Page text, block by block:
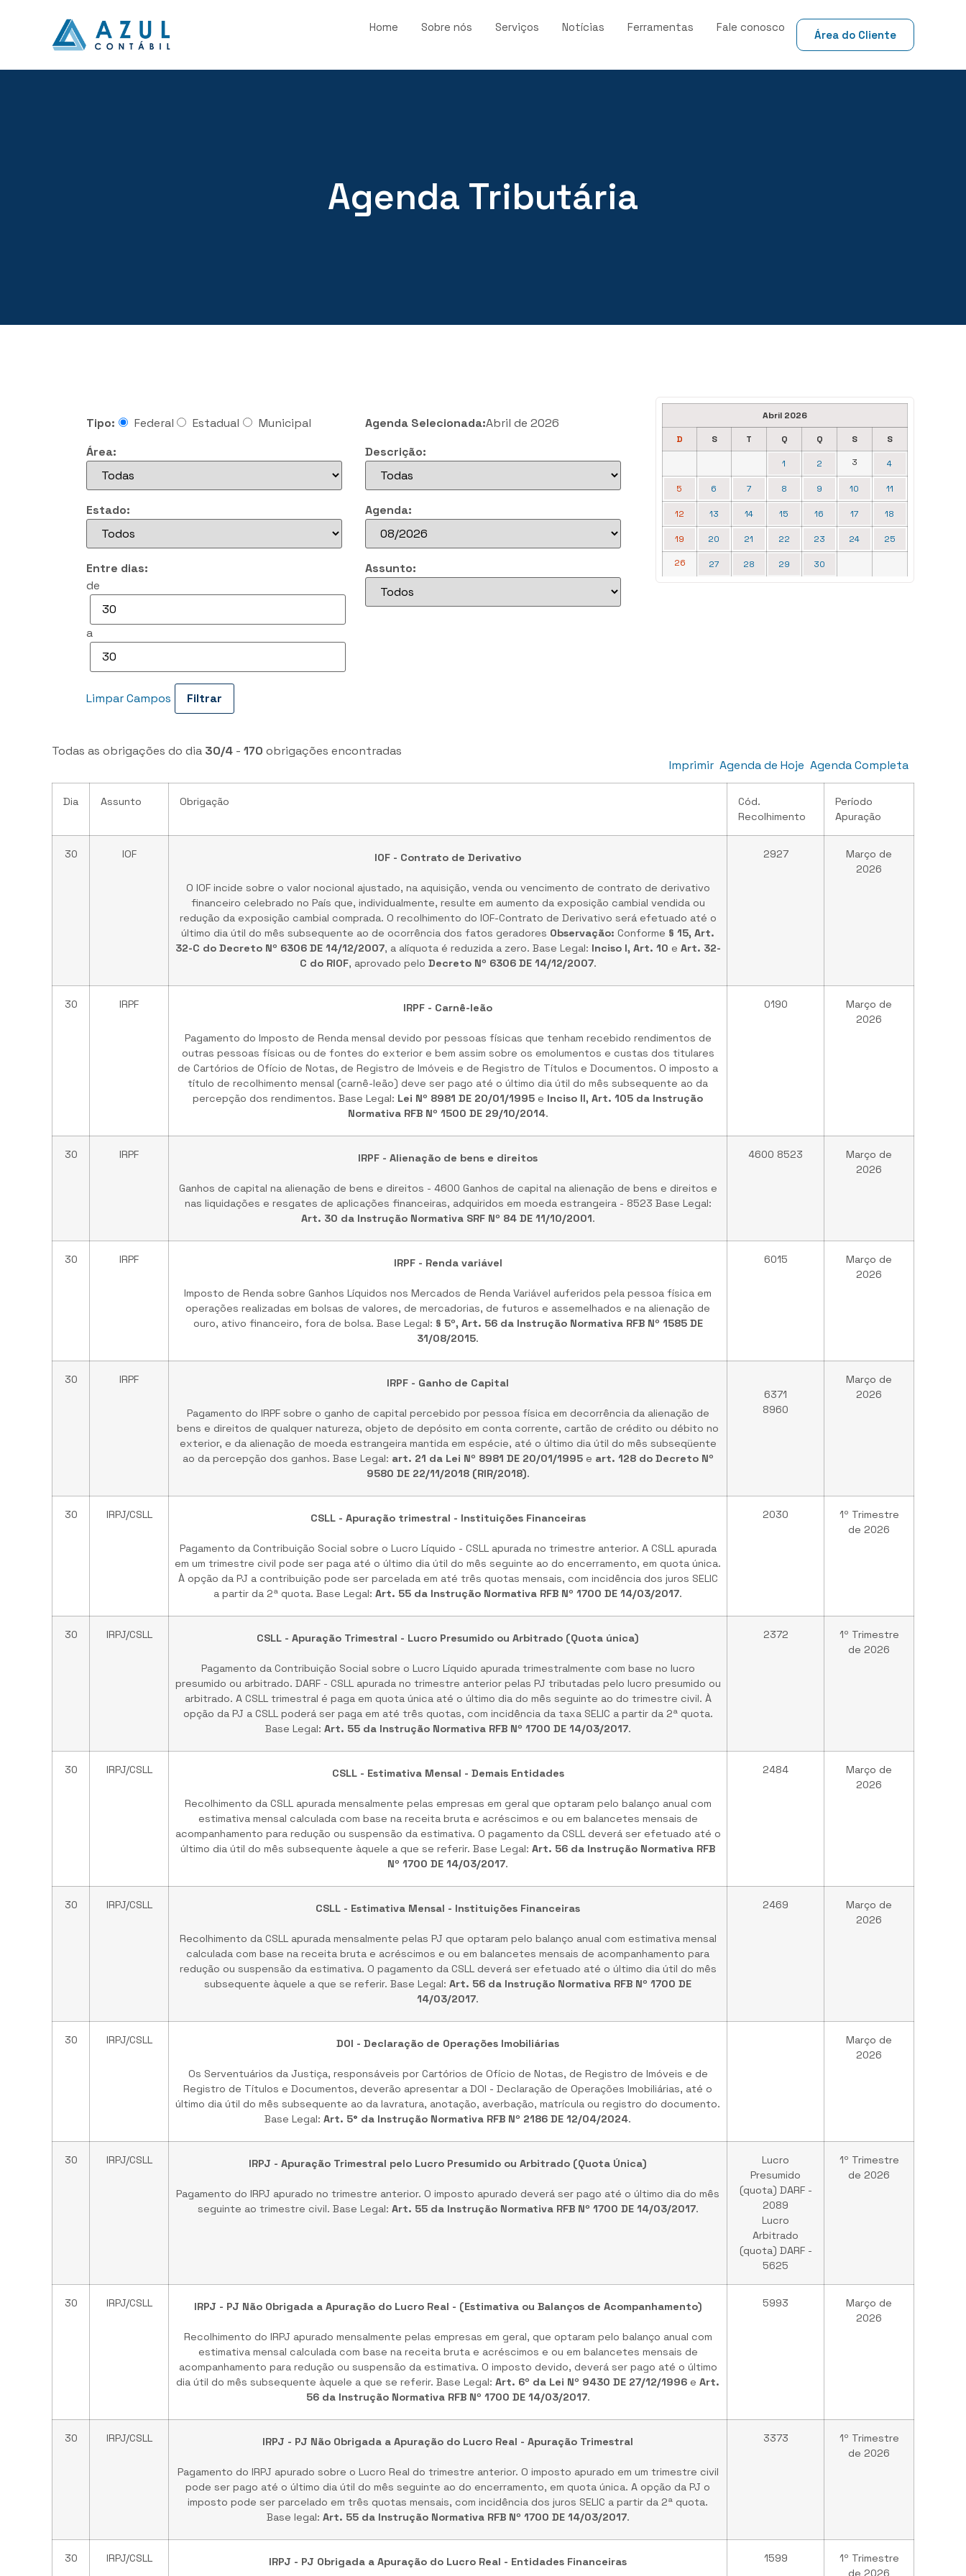
Home Sobre nós Serviços Notícias Ferramentas Fale conosco
Área do Cliente
Agenda Tributária
Tipo: Federal Estadual Municipal Agenda Selecionada:Abril de 2026
Área:
Descrição:
Estado: Agenda:
Entre dias:
de
a
Assunto:
Limpar Campos
Abril 2026
D S T Q Q S S
1 2 3 4
5 6 7 8 9 10 11
12 13 14 15 16 17 18
19 20 21 22 23 24 25
26 27 28 29 30
Agenda Completa
Agenda de Hoje
Imprimir
Todas as obrigações do dia 30/4 - 170 obrigações encontradas
Dia Assunto Obrigação
Cód.
Recolhimento
Período
Apuração
30 IOF IOF - Contrato de Derivativo
O IOF incide sobre o valor nocional ajustado, na aquisição, venda ou vencimento de contrato de derivativo
financeiro celebrado no País que, individualmente, resulte em aumento da exposição cambial vendida ou
redução da exposição cambial comprada. O recolhimento do IOF-Contrato de Derivativo será efetuado até o
último dia útil do mês subsequente ao de ocorrência dos fatos geradores Observação: Conforme § 15, Art.
32-C do Decreto Nº 6306 DE 14/12/2007, a alíquota é reduzida a zero. Base Legal: Inciso I, Art. 10 e Art. 32-
C do RIOF, aprovado pelo Decreto Nº 6306 DE 14/12/2007.
2927
Março de
2026
30 IRPF IRPF - Carnê-leão
Pagamento do Imposto de Renda mensal devido por pessoas físicas que tenham recebido rendimentos de
outras pessoas físicas ou de fontes do exterior e bem assim sobre os emolumentos e custas dos titulares
de Cartórios de Ofício de Notas, de Registro de Imóveis e de Registro de Títulos e Documentos. O imposto a
título de recolhimento mensal (carnê-leão) deve ser pago até o último dia útil do mês subsequente ao da
percepção dos rendimentos. Base Legal: Lei Nº 8981 DE 20/01/1995 e Inciso II, Art. 105 da Instrução
Normativa RFB Nº 1500 DE 29/10/2014.
0190
Março de
2026
30 IRPF IRPF - Alienação de bens e direitos
Ganhos de capital na alienação de bens e direitos - 4600 Ganhos de capital na alienação de bens e direitos e
nas liquidações e resgates de aplicações financeiras, adquiridos em moeda estrangeira - 8523 Base Legal:
Art. 30 da Instrução Normativa SRF Nº 84 DE 11/10/2001.
4600 8523
Março de
2026
30 IRPF IRPF - Renda variável
Imposto de Renda sobre Ganhos Líquidos nos Mercados de Renda Variável auferidos pela pessoa física em
operações realizadas em bolsas de valores, de mercadorias, de futuros e assemelhados e na alienação de
ouro, ativo financeiro, fora de bolsa. Base Legal: § 5º, Art. 56 da Instrução Normativa RFB Nº 1585 DE
31/08/2015.
6015
Março de
2026
30 IRPF IRPF - Ganho de Capital
Pagamento do IRPF sobre o ganho de capital percebido por pessoa física em decorrência da alienação de
bens e direitos de qualquer natureza, objeto de depósito em conta corrente, cartão de crédito ou débito no
exterior, e da alienação de moeda estrangeira mantida em espécie, até o último dia útil do mês subseqüente
ao da percepção dos ganhos. Base Legal: art. 21 da Lei Nº 8981 DE 20/01/1995e art. 128 do Decreto Nº
9580 DE 22/11/2018 (RIR/2018).
6371
8960
Março de
2026
30 IRPJ/CSLL CSLL - Apuração trimestral - Instituições Financeiras
Pagamento da Contribuição Social sobre o Lucro Líquido - CSLL apurada no trimestre anterior. A CSLL apurada
em um trimestre civil pode ser paga até o último dia útil do mês seguinte ao do encerramento, em quota única.
À opção da PJ a contribuição pode ser parcelada em até três quotas mensais, com incidência dos juros SELIC
a partir da 2ª quota. Base Legal: Art. 55 da Instrução Normativa RFB Nº 1700 DE 14/03/2017.
2030
1º Trimestre
de 2026
30 IRPJ/CSLL CSLL - Apuração Trimestral - Lucro Presumido ou Arbitrado (Quota única)
Pagamento da Contribuição Social sobre o Lucro Líquido apurada trimestralmente com base no lucro
presumido ou arbitrado. DARF - CSLL apurada no trimestre anterior pelas PJ tributadas pelo lucro presumido ou
arbitrado. A CSLL trimestral é paga em quota única até o último dia do mês seguinte ao do trimestre civil. À
opção da PJ a CSLL poderá ser paga em até três quotas, com incidência da taxa SELIC a partir da 2ª quota.
Base Legal: Art. 55 da Instrução Normativa RFB Nº 1700 DE 14/03/2017.
2372
1º Trimestre
de 2026
30 IRPJ/CSLL CSLL - Estimativa Mensal - Demais Entidades
Recolhimento da CSLL apurada mensalmente pelas empresas em geral que optaram pelo balanço anual com
estimativa mensal calculada com base na receita bruta e acréscimos e ou em balancetes mensais de
acompanhamento para redução ou suspensão da estimativa. O pagamento da CSLL deverá ser efetuado até o
último dia útil do mês subsequente àquele a que se referir. Base Legal: Art. 56 da Instrução Normativa RFB
Nº 1700 DE 14/03/2017.
2484
Março de
2026
30 IRPJ/CSLL CSLL - Estimativa Mensal - Instituições Financeiras
Recolhimento da CSLL apurada mensalmente pelas PJ que optaram pelo balanço anual com estimativa mensal
calculada com base na receita bruta e acréscimos e ou em balancetes mensais de acompanhamento para
redução ou suspensão da estimativa. O pagamento da CSLL deverá ser efetuado até o último dia útil do mês
subsequente àquele a que se referir. Base Legal: Art. 56 da Instrução Normativa RFB Nº 1700 DE
14/03/2017.
2469
Março de
2026
30 IRPJ/CSLL DOI - Declaração de Operações Imobiliárias
Os Serventuários da Justiça, responsáveis por Cartórios de Ofício de Notas, de Registro de Imóveis e de
Registro de Títulos e Documentos, deverão apresentar a DOI - Declaração de Operações Imobiliárias, até o
último dia útil do mês subsequente ao da lavratura, anotação, averbação, matrícula ou registro do documento.
Base Legal: Art. 5° da Instrução Normativa RFB Nº 2186 DE 12/04/2024.
Março de
2026
30 IRPJ/CSLL IRPJ - Apuração Trimestral pelo Lucro Presumido ou Arbitrado (Quota Única)
Pagamento do IRPJ apurado no trimestre anterior. O imposto apurado deverá ser pago até o último dia do mês
seguinte ao trimestre civil. Base Legal: Art. 55 da Instrução Normativa RFB Nº 1700 DE 14/03/2017.
Lucro
Presumido
(quota) DARF -
2089
Lucro
Arbitrado
(quota) DARF -
5625
1º Trimestre
de 2026
30 IRPJ/CSLL IRPJ - PJ Não Obrigada a Apuração do Lucro Real - (Estimativa ou Balanços de Acompanhamento)
Recolhimento do IRPJ apurado mensalmente pelas empresas em geral, que optaram pelo balanço anual com
estimativa mensal calculada com base na receita bruta e acréscimos e ou em balancetes mensais de
acompanhamento para redução ou suspensão da estimativa. O imposto devido, deverá ser pago até o último
dia útil do mês subsequente àquele a que se referir. Base Legal: Art. 6º da Lei Nº 9430 DE 27/12/1996 e Art.
56 da Instrução Normativa RFB Nº 1700 DE 14/03/2017.
5993
Março de
2026
30 IRPJ/CSLL IRPJ - PJ Não Obrigada a Apuração do Lucro Real - Apuração Trimestral
Pagamento do IRPJ apurado sobre o Lucro Real do trimestre anterior. O imposto apurado em um trimestre civil
pode ser pago até o último dia útil do mês seguinte ao do encerramento, em quota única. A opção da PJ o
imposto pode ser parcelado em três quotas mensais, com incidência dos juros SELIC a partir da 2ª quota.
Base legal: Art. 55 da Instrução Normativa RFB Nº 1700 DE 14/03/2017.
3373
1º Trimestre
de 2026
30 IRPJ/CSLL IRPJ - PJ Obrigada a Apuração do Lucro Real - Entidades Financeiras 1599
1º Trimestre
de 2026